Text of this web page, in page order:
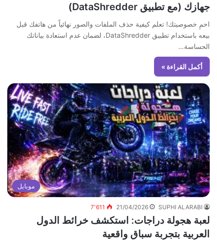
جهازك (مع تطبيق DataShredder)
احمِ خصوصيتك! تعلم كيفية حذف الملفات والصور نهائياً من هاتفك قبل
بيعه باستخدام تطبيق DataShredder، لضمان عدم استعادة بياناتك
الحساسة…
أكمل القراءة »
موبايل
SUPHI ALARABI
21/04/2026 7٬611
لعبة هجولة دراجات: استكشف خرائط الدول
العربية بتجربة سباق واقعية